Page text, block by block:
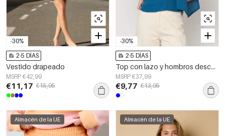
-30%
2-5 DÍAS
Vestido drapeado
MSRP €42,99
€11,17 €15,95
-30%
2-5 DÍAS
Top con lazo y hombros descubiertos
MSRP €37,99
€9,77 €13,95
Almacén de la UE Almacén de la UE